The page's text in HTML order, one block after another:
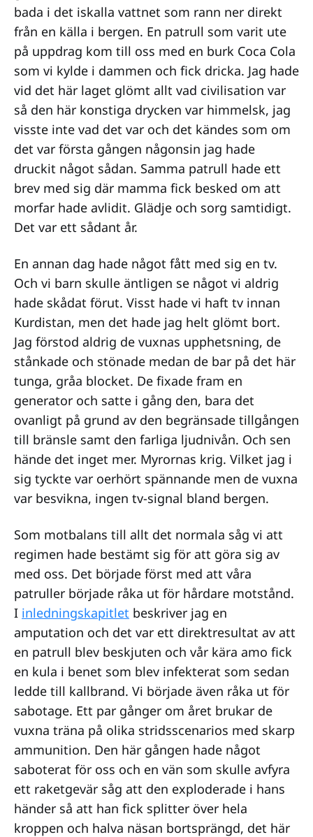
bada i det iskalla vattnet som rann ner direkt
från en källa i bergen. En patrull som varit ute
på uppdrag kom till oss med en burk Coca Cola
som vi kylde i dammen och fick dricka. Jag hade
vid det här laget glömt allt vad civilisation var
så den här konstiga drycken var himmelsk, jag
visste inte vad det var och det kändes som om
det var första gången någonsin jag hade
druckit något sådan. Samma patrull hade ett
brev med sig där mamma fick besked om att
morfar hade avlidit. Glädje och sorg samtidigt.
Det var ett sådant år.
En annan dag hade något fått med sig en tv.
Och vi barn skulle äntligen se något vi aldrig
hade skådat förut. Visst hade vi haft tv innan
Kurdistan, men det hade jag helt glömt bort.
Jag förstod aldrig de vuxnas upphetsning, de
stånkade och stönade medan de bar på det här
tunga, gråa blocket. De fixade fram en
generator och satte i gång den, bara det
ovanligt på grund av den begränsade tillgången
till bränsle samt den farliga ljudnivån. Och sen
hände det inget mer. Myrornas krig. Vilket jag i
sig tyckte var oerhört spännande men de vuxna
var besvikna, ingen tv-signal bland bergen.
Som motbalans till allt det normala såg vi att
regimen hade bestämt sig för att göra sig av
med oss. Det började först med att våra
patruller började råka ut för hårdare motstånd.
I inledningskapitlet beskriver jag en
amputation och det var ett direktresultat av att
en patrull blev beskjuten och vår kära amo fick
en kula i benet som blev infekterat som sedan
ledde till kallbrand. Vi började även råka ut för
sabotage. Ett par gånger om året brukar de
vuxna träna på olika stridsscenarios med skarp
ammunition. Den här gången hade något
saboterat för oss och en vän som skulle avfyra
ett raketgevär såg att den exploderade i hans
händer så att han fick splitter över hela
kroppen och halva näsan bortsprängd, det här